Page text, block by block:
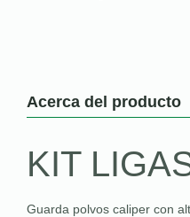
Acerca del producto
KIT
Guarda polvos caliper con